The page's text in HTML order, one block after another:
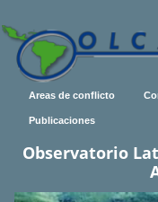
Areas de conflicto
Publicaciones
Observatorio